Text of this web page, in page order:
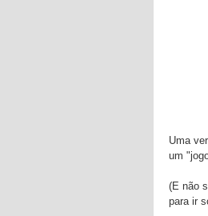
Uma
um
(E não
para ir